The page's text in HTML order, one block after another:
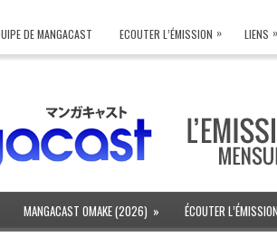
DE MANGACAST ECOUTER L’ÉMISSION » LIENS »
MANGACAST OMAKE (2026) » ÉCOUTER L’ÉMISSION